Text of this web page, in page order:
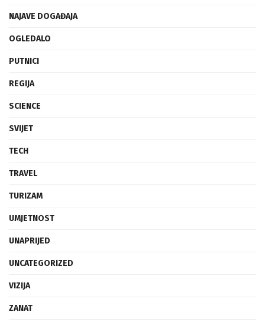
NAJAVE DOGAĐAJA
OGLEDALO
PUTNICI
REGIJA
SCIENCE
SVIJET
TECH
TRAVEL
TURIZAM
UMJETNOST
UNAPRIJED
UNCATEGORIZED
VIZIJA
ZANAT